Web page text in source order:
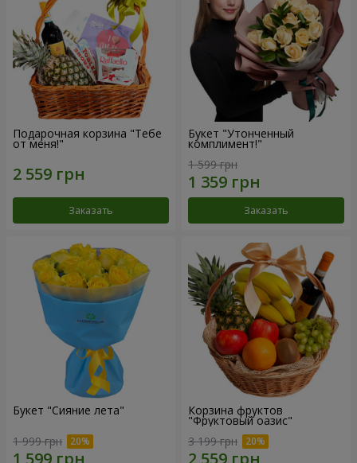
Подарочная корзина "Тебе
от меня!"
Заказать
Букет "Утонченный
комплимент!"
1 599 грн
Заказать
Букет "Сияние лета"
1 999 грн
Корзина фруктов
"Фруктовый оазис"
3 199 грн